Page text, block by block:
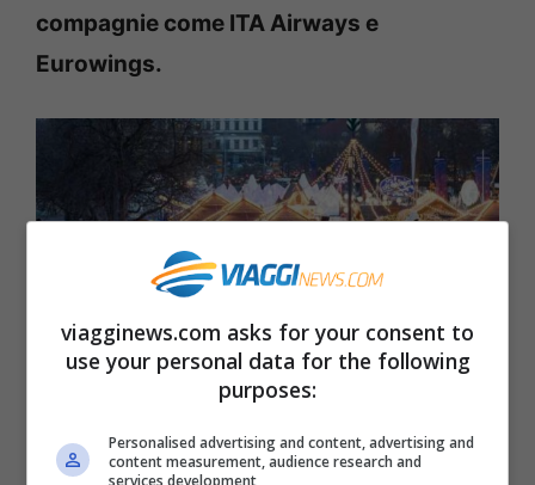
compagnie come ITA Airways e
Eurowings.
viagginews.com asks for your consent to
use your personal data for the following
purposes:
Personalised advertising and content, advertising and
content measurement, audience research and
services development